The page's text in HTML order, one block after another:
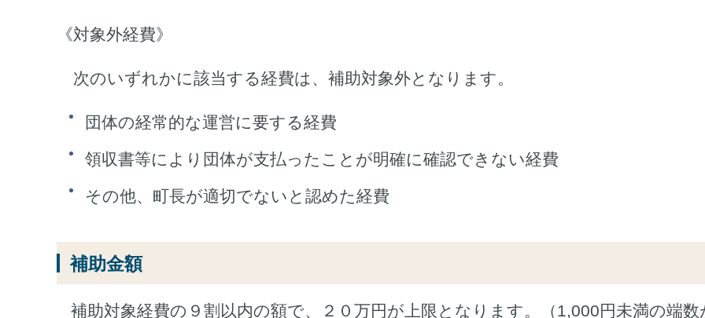
《対象外経費》
次のいずれかに該当する経費は、補助対象外となります。
団体の経常的な運営に要する経費
領収書等により団体が支払ったことが明確に確認できない経費
その他、町長が適切でないと認めた経費
補助金額
補助対象経費の９割以内の額で、２０万円が上限となります。（1,000円未満の端数